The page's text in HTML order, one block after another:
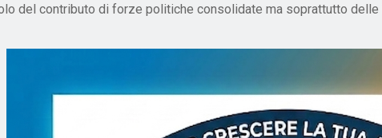
del contributo di forze politiche consolidate ma soprattutto